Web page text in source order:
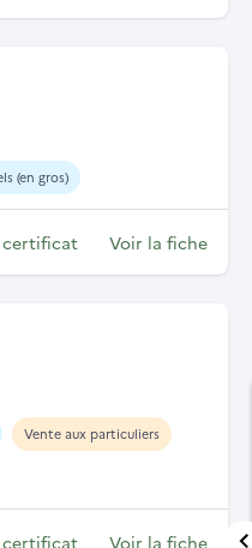
(en gros)
certificat Voir la fiche
Vente aux particuliers
certificat Voir la fiche